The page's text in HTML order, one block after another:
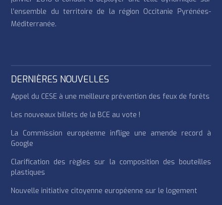
l’ensemble du territoire de la région Occitanie Pyrénées-
Méditerranée.
DERNIÈRES NOUVELLES
Appel du CESE à une meilleure prévention des feux de forêts
Les nouveaux billets de la BCE au vote !
La Commission européenne inflige une amende record à
Google
Clarification des règles sur la composition des bouteilles
plastiques
Nouvelle initiative citoyenne européenne sur le logement